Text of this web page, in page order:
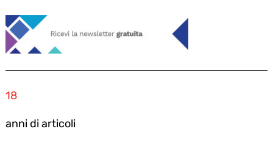
18
anni di articoli